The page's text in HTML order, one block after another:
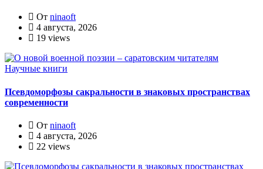
От ninaoft
4 августа, 2026
19 views
Научные книги
Псевдоморфозы сакральности в знаковых пространствах
современности
От ninaoft
4 августа, 2026
22 views